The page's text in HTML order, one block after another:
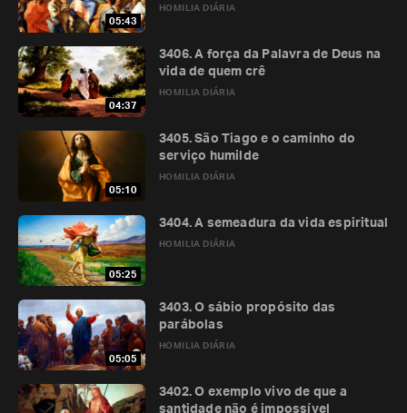
05:43
HOMILIA DIÁRIA
04:37
HOMILIA DIÁRIA
3406. A força da Palavra de Deus na
vida de quem crê
05:10
HOMILIA DIÁRIA
3405. São Tiago e o caminho do
serviço humilde
05:25
HOMILIA DIÁRIA
3404. A semeadura da vida espiritual
05:05
HOMILIA DIÁRIA
3403. O sábio propósito das
parábolas
3402. O exemplo vivo de que a
santidade não é impossível